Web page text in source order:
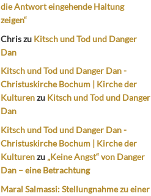
die Antwort eingehende Haltung
zeigen“
Chriszu Kitsch und Tod und Danger
Dan
Kitsch und Tod und Danger Dan -
Christuskirche Bochum | Kirche der
Kulturenzu Kitsch und Tod und Danger
Dan
Kitsch und Tod und Danger Dan -
Christuskirche Bochum | Kirche der
Kulturenzu „Keine Angst“ von Danger
Dan – eine Betrachtung
Maral Salmassi: Stellungnahme zu einer